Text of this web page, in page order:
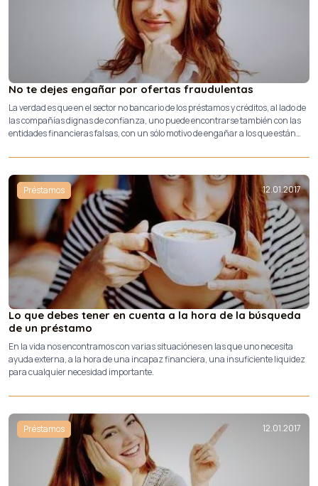
No te dejes engañar por ofertas fraudulentas
La verdad es que en el sector no bancario de los préstamos y créditos, al lado de
las compañías dignas de confianza, uno puede encontrarse también con las
entidades financieras falsas, con un sólo motivo de engañar a los que están
Préstamos 12.01.2017
Lo que debes tener en cuenta a la hora de la búsqueda
de un préstamo
En la vida nos encontramos con varias situaciónes en las que uno necesita
ayuda externa, a la hora de una incapaz financiera, una insuficiente liquidez
para cualquier necesidad importante.
Préstamos 12.01.2017